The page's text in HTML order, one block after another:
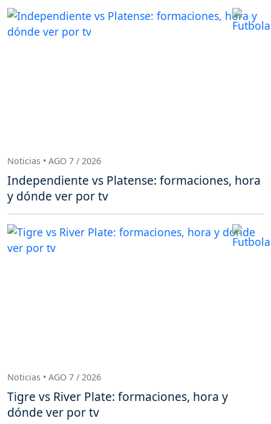
Noticias • AGO 7 / 2026
Independiente vs Platense: formaciones, hora
y dónde ver por tv
Noticias • AGO 7 / 2026
Tigre vs River Plate: formaciones, hora y
dónde ver por tv